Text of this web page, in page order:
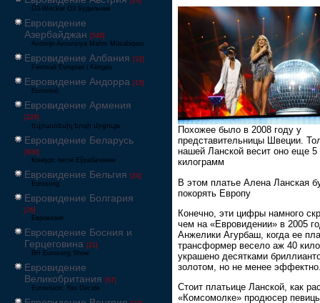
Ö3-Wecker Ö3 Будильник
Евровидение
Азербайджан [549]
Avrovijn Avroviziya Mahnı Müsabiqəsi
Евровидение Албания [32]
Festivali Evropian i Këngës
Евровидение Андорра [15]
Eurovisió
Евровидение Армения
[228]
Եվրատեսիլ երգի մրցույթ
Евровидение Беларусь
[600]
Конкурс песні Еўрабачанне
Евровидение Бельгия [24]
Eurosong
Евровидение Болгария
[26]
Евровизия
Евровидение Босния и
Герцеговина [21]
BH Eurosong Show
Евровидение
Великобритания [67]
Eurovision: You Decide
Похожее было в 2008 году у
представительницы Швеции.
нашей Ланской весит оно еще 5
килограмм
В этом платье Алена Ланская
покорять Европу
Конечно, эти цифры намного
чем на «Евровидении» в 2005
Анжелики Агурбаш, когда ее
трансформер весело аж 40
украшено десятками
золотом, но не менее
Стоит платьице Ланской, как
«Комсомолке» продюсер